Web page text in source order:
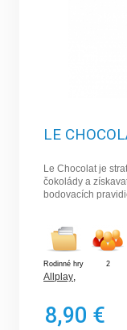
LE
Le Chocolat je
čokolády a
bodovacích
Rodinné hry 2
Allplay,
8,90 €